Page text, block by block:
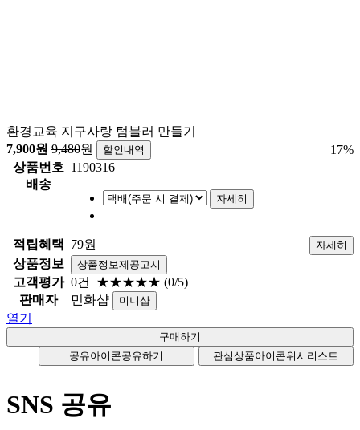
환경교육 지구사랑 텀블러 만들기
7,900원 9,480원 할인내역 17%
상품번호 1190316
배송
자세히
적립혜택 79원 자세히
상품정보 상품정보제공고시
고객평가 0건 ★★★★★ (0/5)
판매자
민화샵 미니샵
열기
공유아이콘공유하기 관심상품아이콘위시리스트
SNS 공유